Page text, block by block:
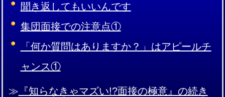
聞き返してもいいんです
集団面接での注意点①
「何か質問はありますか？」はアピールチ
ャンス①
≫ 『知らなきゃマズい!?面接の極意』の続き